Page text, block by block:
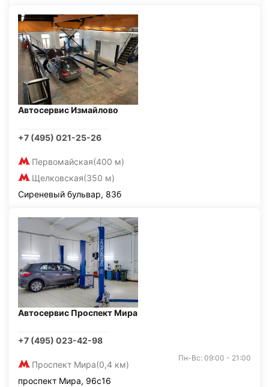
Автосервис Измайлово
+7 (495) 021-25-26
Первомайская(400 м)
Щелковская(350 м)
Сиреневый бульвар, 83б
Автосервис Проспект Мира
+7 (495) 023-42-98
Проспект Мира(0,4 км)
Пн-Вс: 09:00 - 21:00
проспект Мира, 96с16